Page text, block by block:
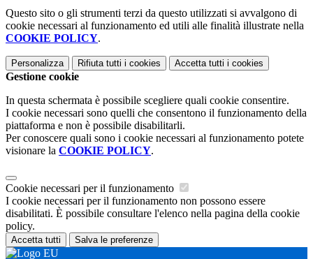
Questo sito o gli strumenti terzi da questo utilizzati si avvalgono di
cookie necessari al funzionamento ed utili alle finalità illustrate nella
COOKIE POLICY.
Personalizza Rifiuta tutti i cookies Accetta tutti i cookies
Gestione cookie
In questa schermata è possibile scegliere quali cookie consentire.
I cookie necessari sono quelli che consentono il funzionamento della
piattaforma e non è possibile disabilitarli.
Per conoscere quali sono i cookie necessari al funzionamento potete
visionare la COOKIE POLICY.
Cookie necessari per il funzionamento
I cookie necessari per il funzionamento non possono essere
disabilitati. È possibile consultare l'elenco nella pagina della cookie
policy.
Accetta tutti Salva le preferenze